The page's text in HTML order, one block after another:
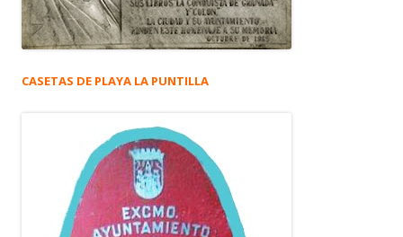
CASETAS DE PLAYA LA PUNTILLA